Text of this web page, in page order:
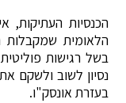
הכנסיות העתיקות,
הלאומית שמקבלות
בשל רגישות
נסיון לשוב ולשקם
בעזרת אונסק"ו.